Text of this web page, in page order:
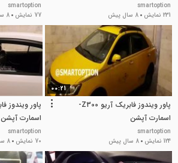
smartoption
231 نمایش
8 سال پیش
smartoption
77 نمایش
8 سال پیش
00:21
پاور ویندوز فابریک آریو Z300-
اسمارت آپشن
smartoption
124 نمایش
8 سال پیش
اسمارت آپشن
smartoption
70 نمایش
8 سال پیش